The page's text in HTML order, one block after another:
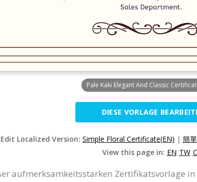
Pale Kaki Elegant And Classic
DIESE VORLAGE
Edit Localized Version: Simple Floral Certificate(EN) | 簡
View this page in: EN TW
aufmerksamkeitsstarken Zertifikatsvorlage in